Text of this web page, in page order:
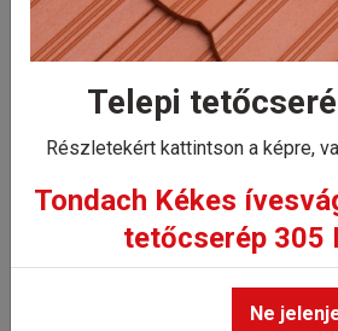
Tondach Hódfarkú
szegmensvágású
sajtolt hármas
elem 17 cm
Tondach Hódfarkú
hármas gerincelosztó elem 17 cm
Telepi
Részletekért kattintson a képre,
Tondach Kékes
tetőcserép 305
Ne